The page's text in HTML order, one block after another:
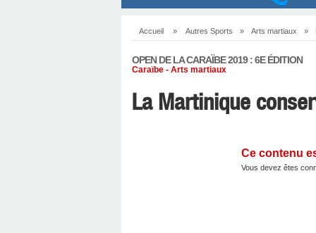
Accueil » Autres Sports » Arts martiaux »
OPEN DE LA CARAÏBE 2019 : 6E ÉDITION
Caraïbe - Arts martiaux
La Martinique
Ce contenu
Vous devez êtes